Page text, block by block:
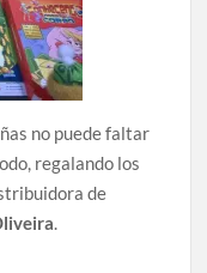
no puede faltar
regalando los
de
.